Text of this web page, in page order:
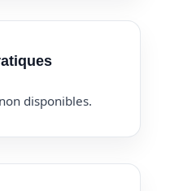
disponibles.